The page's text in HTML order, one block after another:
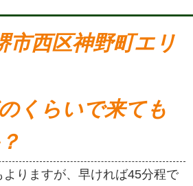
市西区神野町エリ
くらいで来ても
りますが、早ければ45分程で